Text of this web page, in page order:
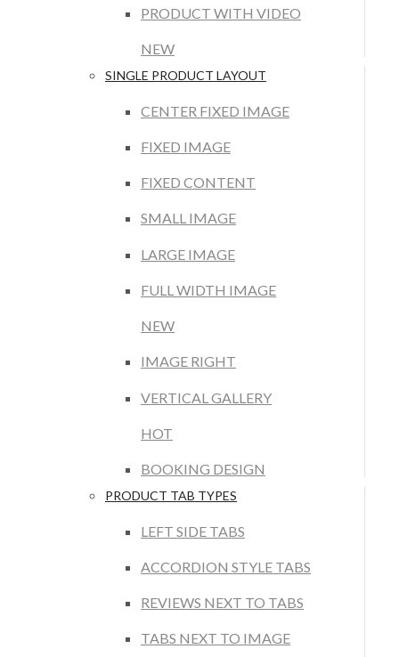
PRODUCT WITH VIDEO
NEW
SINGLE PRODUCT LAYOUT
CENTER FIXED IMAGE
FIXED IMAGE
FIXED CONTENT
SMALL IMAGE
LARGE IMAGE
FULL WIDTH IMAGE
NEW
IMAGE RIGHT
VERTICAL GALLERY
HOT
BOOKING DESIGN
PRODUCT TAB TYPES
LEFT SIDE TABS
ACCORDION STYLE TABS
REVIEWS NEXT TO TABS
TABS NEXT TO IMAGE